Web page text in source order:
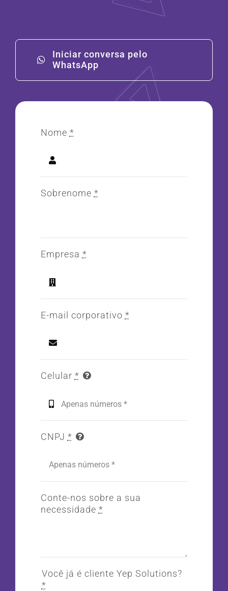
Iniciar conversa pelo
WhatsApp
Nome *
Sobrenome *
Empresa *
E-mail corporativo *
Celular *
CNPJ *
Conte-nos sobre a sua
necessidade *
Você já é cliente Yep Solutions?
*